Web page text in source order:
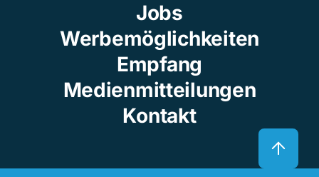
Jobs
Werbemöglichkeiten
Empfang
Medienmitteilungen
Kontakt